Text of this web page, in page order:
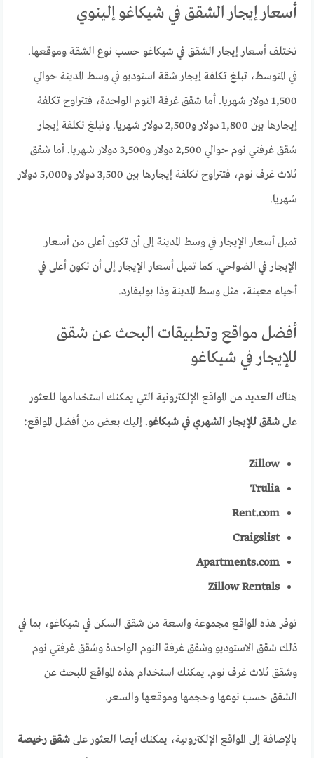
أسعار إيجار الشقق في شيكاغو إلينوي
تختلف أسعار إيجار الشقق في شيكاغو حسب نوع الشقة وموقعها.
في المتوسط، تبلغ تكلفة إيجار شقة استوديو في وسط المدينة حوالي
1,500 دولار شهريا. أما شقق غرفة النوم الواحدة، فتتراوح تكلفة
إيجارها بين 1,800 دولار و2,500 دولار شهريا. وتبلغ تكلفة إيجار
شقق غرفتي نوم حوالي 2,500 دولار و3,500 دولار شهريا. أما شقق
ثلاث غرف نوم، فتتراوح تكلفة إيجارها بين 3,500 دولار و5,000 دولار
شهريا.
تميل أسعار الإيجار في وسط المدينة إلى أن تكون أعلى من أسعار
الإيجار في الضواحي. كما تميل أسعار الإيجار إلى أن تكون أعلى في
أحياء معينة، مثل وسط المدينة وذا بوليفارد.
أفضل مواقع وتطبيقات البحث عن شقق
للإيجار في شيكاغو
هناك العديد من المواقع الإلكترونية التي يمكنك استخدامها للعثور
علىشقق للإيجار الشهري في شيكاغو. إليك بعض من أفضل المواقع:
Zillow
Trulia
Rent.com
Craigslist
Apartments.com
Zillow Rentals
توفر هذه المواقع مجموعة واسعة من شقق السكن في شيكاغو، بما في
ذلك شقق الاستوديو وشقق غرفة النوم الواحدة وشقق غرفتي نوم
وشقق ثلاث غرف نوم. يمكنك استخدام هذه المواقع للبحث عن
الشقق حسب نوعها وحجمها وموقعها والسعر.
بالإضافة إلى المواقع الإلكترونية، يمكنك أيضا العثور علىشقق رخيصة